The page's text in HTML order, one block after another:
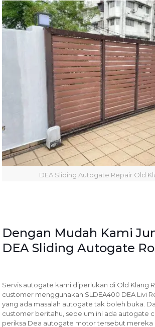
DEA Sliding Autogate Repair Old
Dengan Mudah Kami
DEA Sliding Autogate
Servis autogate kami diperlukan di Old Klang
customer menggunakan SLDEA400 DEA Livi
yang ada masalah autogate tak boleh buka.
customer beritahu, sebelum ini ada autogate
periksa Dea autogate motor tersebut mereka